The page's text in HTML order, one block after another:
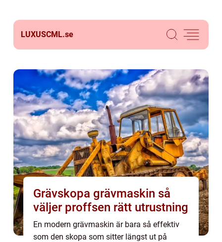
LUXUSCML.se
Grävskopa grävmaskin så
väljer proffsen rätt utrustning
En modern grävmaskin är bara så effektiv
som den skopa som sitter längst ut på